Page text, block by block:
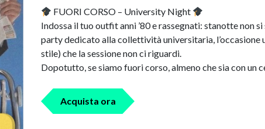
FUORI CORSO – University Night
Indossa il tuo outfit anni ’80 e rassegnati: stanotte non
party dedicato alla collettività universitaria,
stile) che la sessione non ci riguardi.
Dopotutto, se siamo fuori corso, almeno che sia con un
Acquista ora